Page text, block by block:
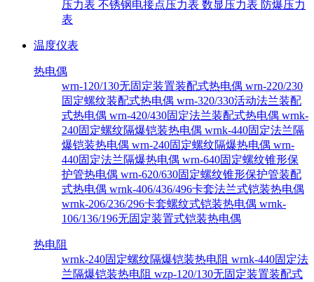
压力表 不锈钢电接点压力表 数显压力表 防爆压力
表
温度仪表
热电偶
wrn-120/130无固定装置装配式热电偶 wrn-220/230
固定螺纹装配式热电偶 wrn-320/330活动法兰装配
式热电偶 wrn-420/430固定法兰装配式热电偶 wrnk-
240固定螺纹隔爆铠装热电偶 wrnk-440固定法兰隔
爆铠装热电偶 wrn-240固定螺纹隔爆热电偶 wrn-
440固定法兰隔爆热电偶 wrn-640固定螺纹锥形保
护管热电偶 wrn-620/630固定螺纹锥形保护管装配
式热电偶 wrnk-406/436/496卡套法兰式铠装热电偶
wrnk-206/236/296卡套螺纹式铠装热电偶 wrnk-
106/136/196无固定装置式铠装热电偶
热电阻
wrnk-240固定螺纹隔爆铠装热电阻 wrnk-440固定法
兰隔爆铠装热电阻 wzp-120/130无固定装置装配式